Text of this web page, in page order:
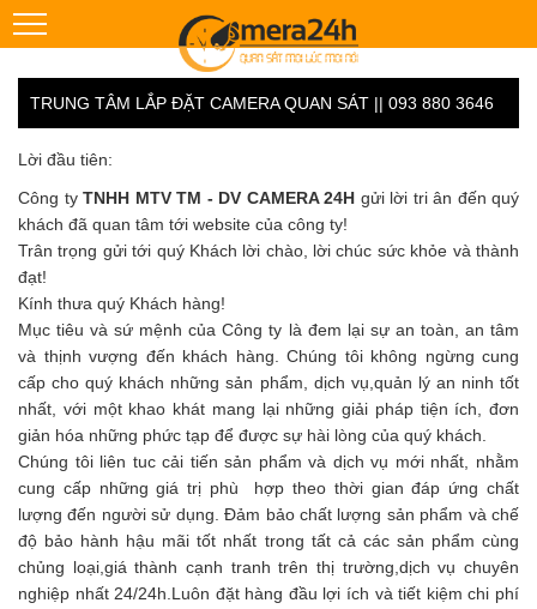
TRUNG TÂM LẮP ĐẶT CAMERA QUAN SÁT || 093 880 3646
Lời đầu tiên:
Công ty TNHH MTV TM - DV CAMERA 24H gửi lời tri ân đến quý
khách đã quan tâm tới website của công ty!
Trân trọng gửi tới quý Khách lời chào, lời chúc sức khỏe và thành
đạt!
Kính thưa quý Khách hàng!
Mục tiêu và sứ mệnh của Công ty là đem lại sự an toàn, an tâm
và thịnh vượng đến khách hàng. Chúng tôi không ngừng cung
cấp cho quý khách những sản phẩm, dịch vụ,quản lý an ninh tốt
nhất, với một khao khát mang lại những giải pháp tiện ích, đơn
giản hóa những phức tạp để được sự hài lòng của quý khách.
Chúng tôi liên tuc cải tiến sản phẩm và dịch vụ mới nhất, nhằm
cung cấp những giá trị phù hợp theo thời gian đáp ứng chất
lượng đến người sử dụng. Đảm bảo chất lượng sản phẩm và chế
độ bảo hành hậu mãi tốt nhất trong tất cả các sản phẩm cùng
chủng loại,giá thành cạnh tranh trên thị trường,dịch vụ chuyên
nghiệp nhất 24/24h.Luôn đặt hàng đầu lợi ích và tiết kiệm chi phí